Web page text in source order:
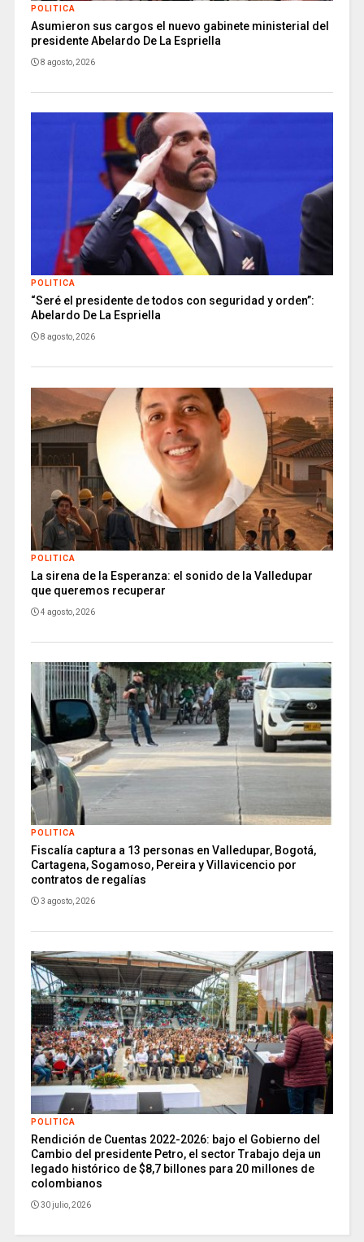
POLITICA
Asumieron sus cargos el nuevo gabinete ministerial del
presidente Abelardo De La Espriella
8 agosto, 2026
POLITICA
“Seré el presidente de todos con seguridad y orden”:
Abelardo De La Espriella
8 agosto, 2026
POLITICA
La sirena de la Esperanza: el sonido de la Valledupar
que queremos recuperar
4 agosto, 2026
POLITICA
Fiscalía captura a 13 personas en Valledupar, Bogotá,
Cartagena, Sogamoso, Pereira y Villavicencio por
contratos de regalías
3 agosto, 2026
POLITICA
Rendición de Cuentas 2022-2026: bajo el Gobierno del
Cambio del presidente Petro, el sector Trabajo deja un
legado histórico de $8,7 billones para 20 millones de
colombianos
30 julio, 2026